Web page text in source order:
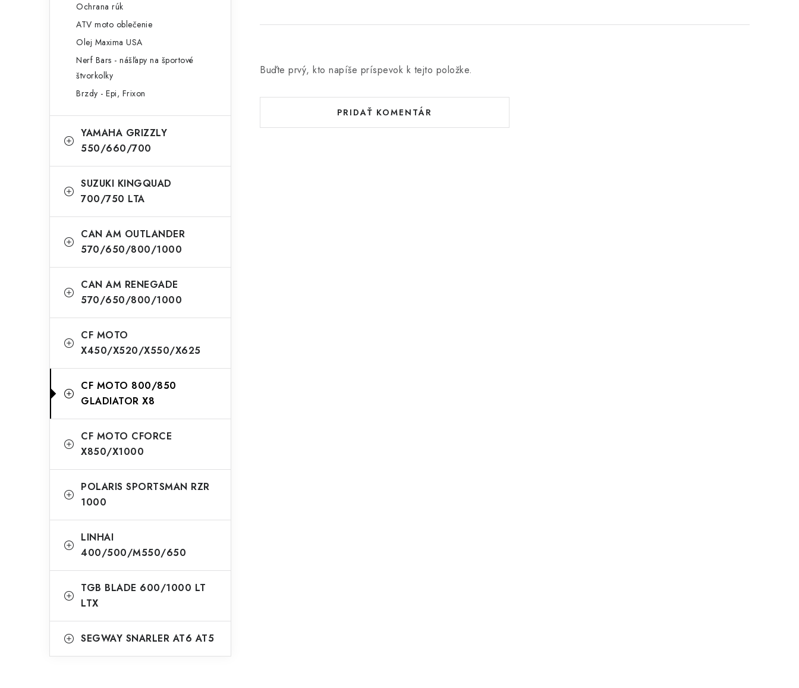
Ochrana rúk
ATV moto oblečenie
Olej Maxima USA
Nerf Bars - nášľapy na športové
štvorkolky
Brzdy - Epi, Frixon
YAMAHA GRIZZLY
550/660/700
SUZUKI KINGQUAD
700/750 LTA
CAN AM OUTLANDER
570/650/800/1000
CAN AM RENEGADE
570/650/800/1000
CF MOTO
X450/X520/X550/X625
CF MOTO 800/850
GLADIATOR X8
CF MOTO CFORCE
X850/X1000
POLARIS SPORTSMAN RZR
1000
LINHAI
400/500/M550/650
TGB BLADE 600/1000 LT
LTX
SEGWAY SNARLER AT6 AT5
Buďte prvý, kto napíše príspevok k tejto položke.
PRIDAŤ KOMENTÁR